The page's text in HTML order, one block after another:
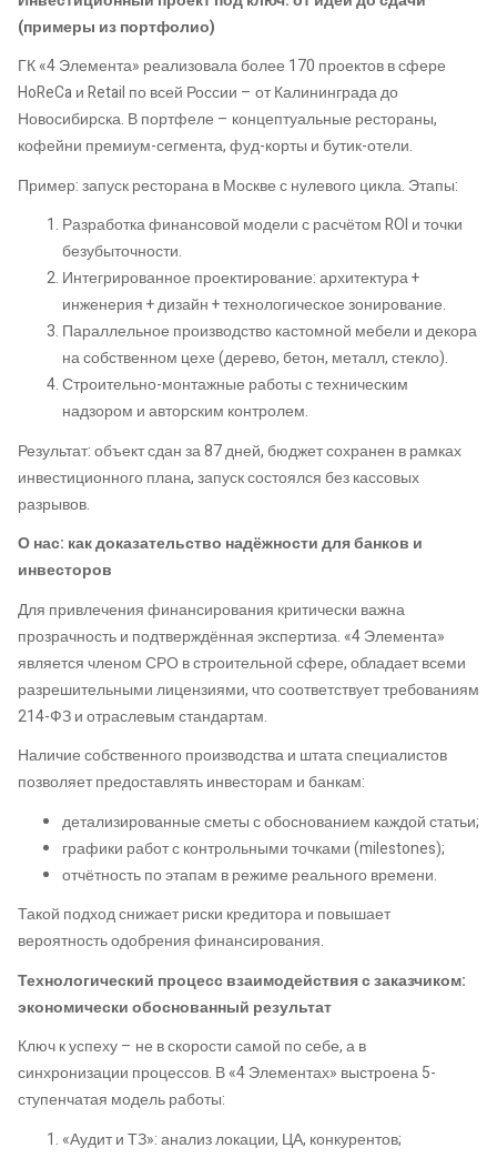
(примеры из портфолио)
ГК «4 Элемента» реализовала более 170 проектов в сфере
HoReCa и Retail по всей России – от Калининграда до
Новосибирска. В портфеле – концептуальные рестораны,
кофейни премиум-сегмента, фуд-корты и бутик-отели.
Пример: запуск ресторана в Москве с нулевого цикла. Этапы:
Разработка финансовой модели с расчётом ROI и точки
безубыточности.
Интегрированное проектирование: архитектура +
инженерия + дизайн + технологическое зонирование.
Параллельное производство кастомной мебели и декора
на собственном цехе (дерево, бетон, металл, стекло).
Строительно-монтажные работы с техническим
надзором и авторским контролем.
Результат: объект сдан за 87 дней, бюджет сохранен в рамках
инвестиционного плана, запуск состоялся без кассовых
разрывов.
О нас: как доказательство надёжности для банков и
инвесторов
Для привлечения финансирования критически важна
прозрачность и подтверждённая экспертиза. «4 Элемента»
является членом СРО в строительной сфере, обладает всеми
разрешительными лицензиями, что соответствует требованиям
214-ФЗ и отраслевым стандартам.
Наличие собственного производства и штата специалистов
позволяет предоставлять инвесторам и банкам:
детализированные сметы с обоснованием каждой статьи;
графики работ с контрольными точками (milestones);
отчётность по этапам в режиме реального времени.
Такой подход снижает риски кредитора и повышает
вероятность одобрения финансирования.
Технологический процесс взаимодействия с заказчиком:
экономически обоснованный результат
Ключ к успеху – не в скорости самой по себе, а в
синхронизации процессов. В «4 Элементах» выстроена 5-
ступенчатая модель работы:
«Аудит и ТЗ»: анализ локации, ЦА, конкурентов;